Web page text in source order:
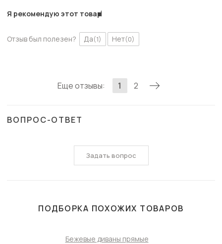
Я рекомендую этот товар
Отзыв был полезен? Да(1) Нет(0)
1 2
Еще отзывы:
ВОПРОС-ОТВЕТ
Задать вопрос
ПОДБОРКА ПОХОЖИХ ТОВАРОВ
Бежевые диваны прямые